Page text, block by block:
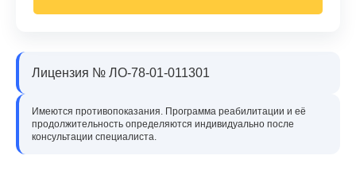
Лицензия № ЛО-78-01-011301
Имеются противопоказания. Программа реабилитации и её
продолжительность определяются индивидуально после
консультации специалиста.